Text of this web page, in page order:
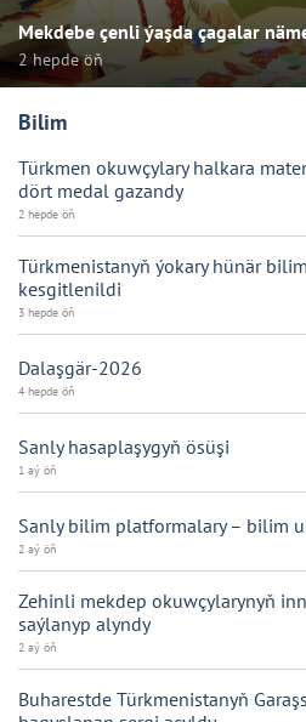
Mekdebe çenli ýaşda çagalar
2 hepde öň
Bilim
Türkmen okuwçylary halkara
dört medal gazandy
2 hepde öň
Türkmenistanyň ýokary hünär
kesgitlenildi
3 hepde öň
Dalaşgär-2026
4 hepde öň
Sanly hasaplaşygyň ösüşi
1 aý öň
Sanly bilim platformalary – bilim
2 aý öň
Zehinli mekdep okuwçylarynyň
saýlanyp alyndy
2 aý öň
Buharestde Türkmenistanyň